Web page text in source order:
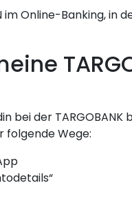
Online-Banking, in
bei der TARGOBANK
folgende Wege: